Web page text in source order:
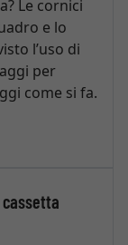
Le cornici
e lo
l’uso di
per
come si fa.